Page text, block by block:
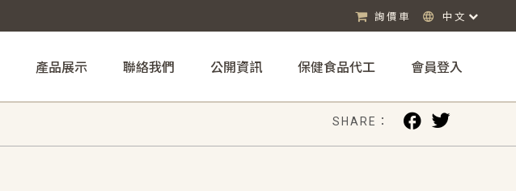
詢價車 中文
產品展示 聯絡我們 公開資訊 保健食品代工 會員登入
SHARE：